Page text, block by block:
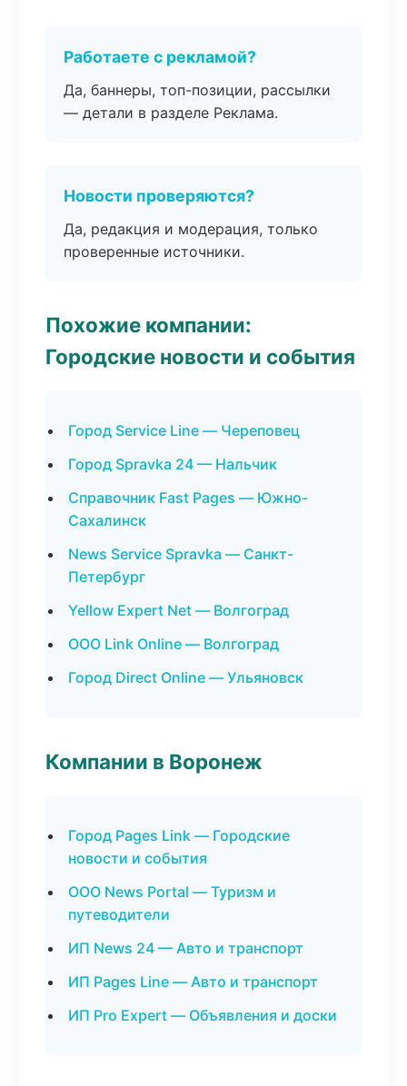
Работаете с рекламой?
Да, баннеры, топ-позиции, рассылки
— детали в разделе Реклама.
Новости проверяются?
Да, редакция и модерация, только
проверенные источники.
Похожие компании:
Городские новости и события
Город Service Line — Череповец
Город Spravka 24 — Нальчик
Справочник Fast Pages — Южно-
Сахалинск
News Service Spravka — Санкт-
Петербург
Yellow Expert Net — Волгоград
ООО Link Online — Волгоград
Город Direct Online — Ульяновск
Компании в Воронеж
Город Pages Link — Городские
новости и события
ООО News Portal — Туризм и
путеводители
ИП News 24 — Авто и транспорт
ИП Pages Line — Авто и транспорт
ИП Pro Expert — Объявления и доски